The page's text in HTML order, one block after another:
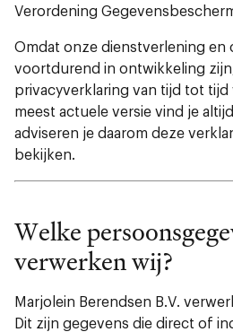
Verordening
Omdat onze dienstverlening en
voortdurend in ontwikkeling
privacyverklaring van tijd tot tijd
meest actuele versie vind je
adviseren je daarom deze
bekijken.
Welke
verwerken wij?
Marjolein Berendsen B.V.
Dit zijn gegevens die direct of